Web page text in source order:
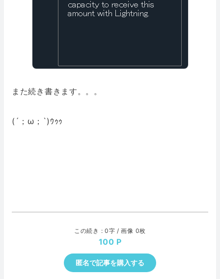
また続き書きます。。。
(´；ω；`)ｳｩｩ
この続き : 0字 / 画像 0枚
100
匿名で記事を購入する